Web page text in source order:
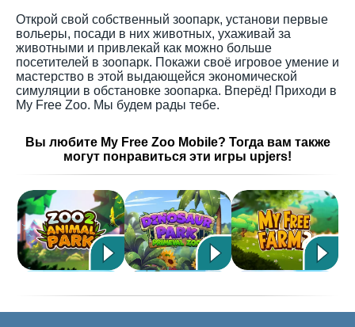
Открой свой собственный зоопарк, установи первые
вольеры, посади в них животных, ухаживай за
животными и привлекай как можно больше
посетителей в зоопарк. Покажи своё игровое умение и
мастерство в этой выдающейся экономической
симуляции в обстановке зоопарка. Вперёд! Приходи в
My Free Zoo. Мы будем рады тебе.
Вы любите My Free Zoo Mobile? Тогда вам также
могут понравиться эти игры upjers!